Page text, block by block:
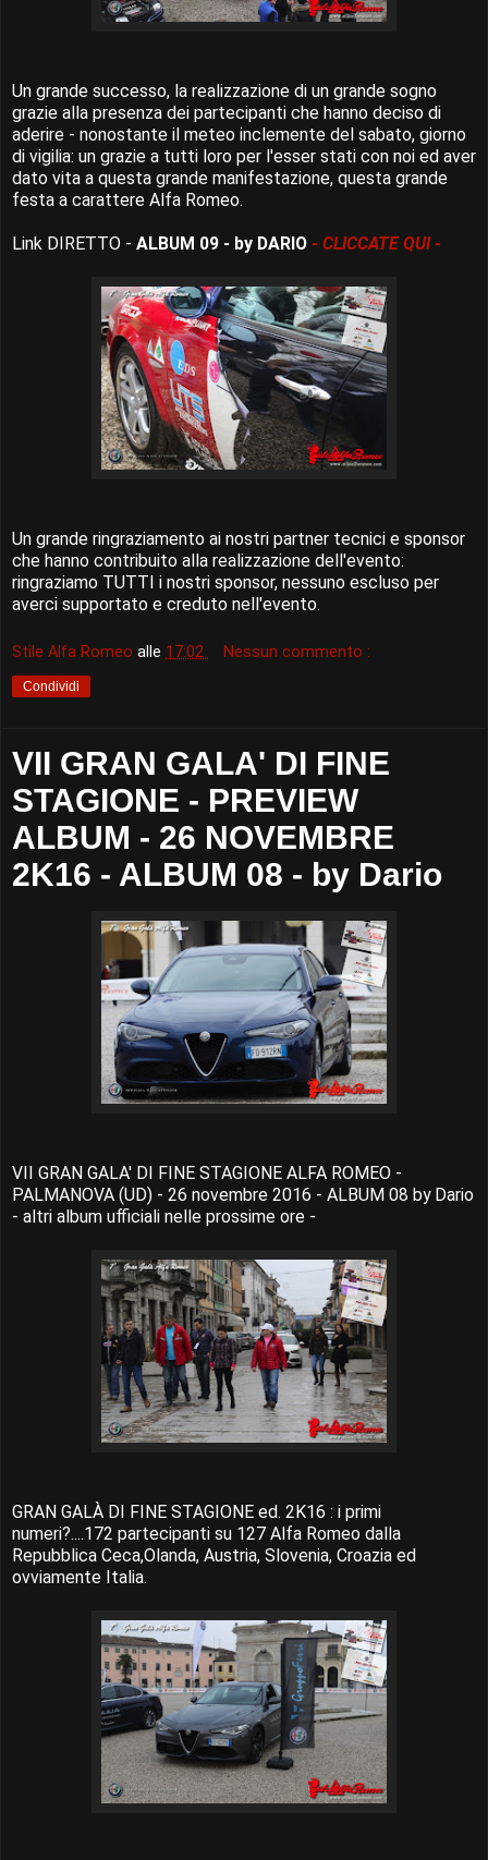
Un grande successo, la realizzazione di un grande sogno
grazie alla presenza dei partecipanti che hanno deciso di
aderire - nonostante il meteo inclemente del sabato, giorno
di vigilia: un grazie a tutti loro per l'esser stati con noi ed aver
dato vita a questa grande manifestazione, questa grande
festa a carattere Alfa Romeo.
Link DIRETTO - ALBUM 09 - by DARIO - CLICCATE QUI -
Un grande ringraziamento ai nostri partner tecnici e sponsor
che hanno contribuito alla realizzazione dell'evento:
ringraziamo TUTTI i nostri sponsor, nessuno escluso per
averci supportato e creduto nell'evento.
Stile Alfa Romeo alle 17:02 Nessun commento :
Condividi
VII GRAN GALA' DI FINE
STAGIONE - PREVIEW
ALBUM - 26 NOVEMBRE
2K16 - ALBUM 08 - by Dario
VII GRAN GALA' DI FINE STAGIONE ALFA ROMEO -
PALMANOVA (UD) - 26 novembre 2016 - ALBUM 08 by Dario
- altri album ufficiali nelle prossime ore -
GRAN GALÀ DI FINE STAGIONE ed. 2K16 : i primi
numeri?....172 partecipanti su 127 Alfa Romeo dalla
Repubblica Ceca,Olanda, Austria, Slovenia, Croazia ed
ovviamente Italia.